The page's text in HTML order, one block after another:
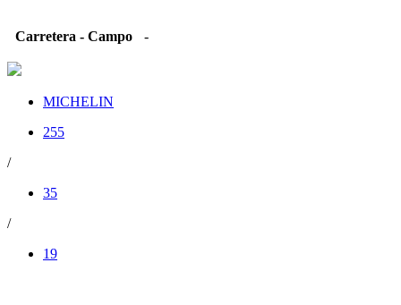
Carretera - Campo -
MICHELIN
255
/
35
/
19